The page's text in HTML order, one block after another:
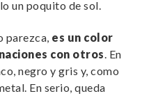
un poquito de sol.
parezca, es un color
con otros. En
negro y gris y, como
En serio, queda